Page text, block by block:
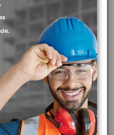
e infiltrações.
anel de vedação é simples
especiais.
para a segurança
problemas como
materiais e estruturais.
de alta qualidade, o
útil, reduzindo a